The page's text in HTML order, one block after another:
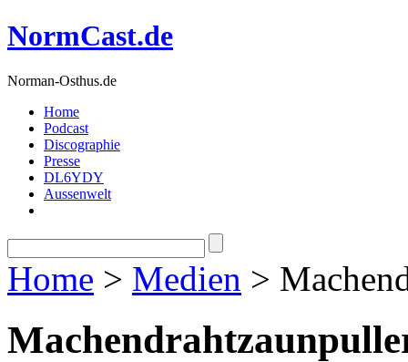
NormCast.de
Norman-Osthus.de
Home
Podcast
Discographie
Presse
DL6YDY
Aussenwelt
Home > Medien >